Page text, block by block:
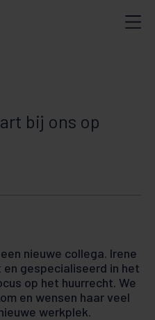
bij ons op
nieuwe collega. Irene
gespecialiseerd in het
op het huurrecht. We
en wensen haar veel
werkplek.